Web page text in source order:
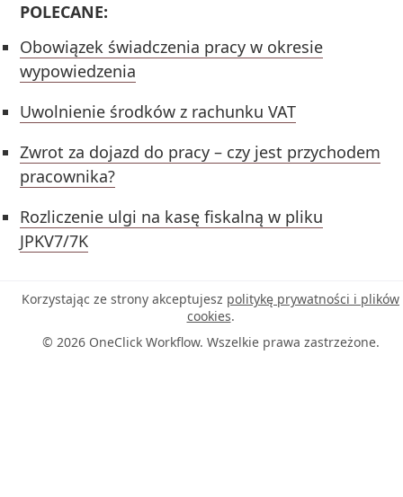
POLECANE:
Obowiązek świadczenia pracy w okresie
wypowiedzenia
Uwolnienie środków z rachunku VAT
Zwrot za dojazd do pracy – czy jest przychodem
pracownika?
Rozliczenie ulgi na kasę fiskalną w pliku
JPKV7/7K
Korzystając ze strony akceptujesz politykę prywatności i plików
cookies.
© 2026 OneClick Workflow. Wszelkie prawa zastrzeżone.